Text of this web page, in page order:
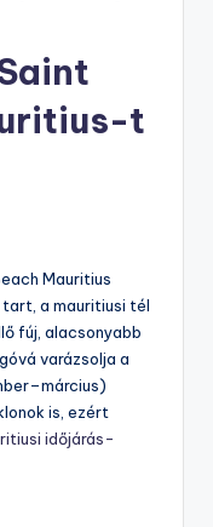
t
Mauritius
a mauritiusi tél
fúj, alacsonyabb
varázsolja a
is, ezért
időjárás-